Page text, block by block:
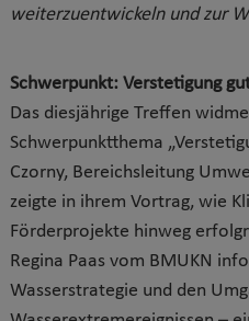
weiterzuentwickeln und zur
Schwerpunkt: Verstetigung
Das diesjährige Treffen
Schwerpunktthema
Czorny, Bereichsleitung
zeigte in ihrem Vortrag, wie
Förderprojekte hinweg
Regina Paas vom BMUKN
Wasserstrategie und den